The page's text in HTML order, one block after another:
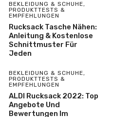
BEKLEIDUNG & SCHUHE,
PRODUKTTESTS &
EMPFEHLUNGEN
Rucksack Tasche Nähen:
Anleitung & Kostenlose
Schnittmuster Für
Jeden
BEKLEIDUNG & SCHUHE,
PRODUKTTESTS &
EMPFEHLUNGEN
ALDI Rucksack 2022: Top
Angebote Und
Bewertungen Im